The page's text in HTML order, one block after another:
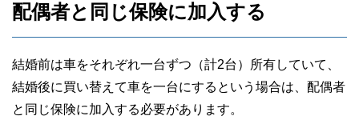
配偶者と同じ保険に加入する
結婚前は車をそれぞれ一台ずつ（計2台）所有していて、
結婚後に買い替えて車を一台にするという場合は、配偶者
と同じ保険に加入する必要があります。